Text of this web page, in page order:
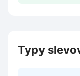
Typy